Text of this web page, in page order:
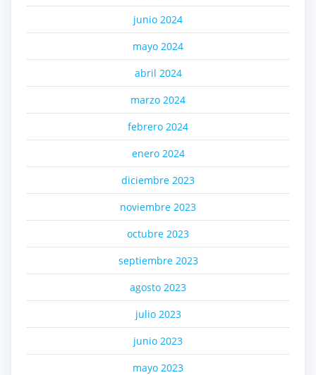
junio 2024
mayo 2024
abril 2024
marzo 2024
febrero 2024
enero 2024
diciembre 2023
noviembre 2023
octubre 2023
septiembre 2023
agosto 2023
julio 2023
junio 2023
mayo 2023